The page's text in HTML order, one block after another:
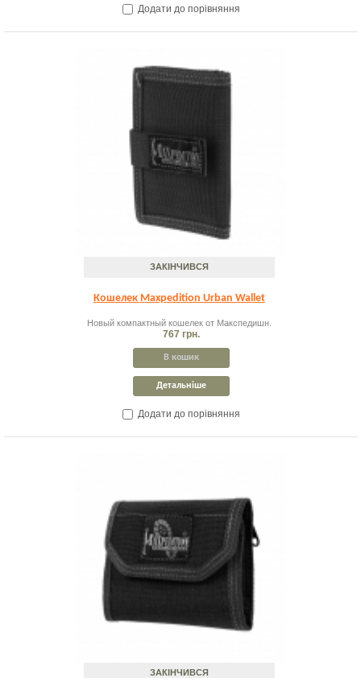
Додати до порівняння
ЗАКІНЧИВСЯ
Кошелек Maxpedition Urban Wallet
Новый компактный кошелек от Макспедишн.
767 грн.
В кошик
Детальніше
Додати до порівняння
ЗАКІНЧИВСЯ